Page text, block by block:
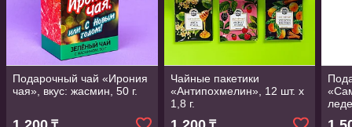
Подарочный чай «Ирония
чая», вкус: жасмин, 50 г.
Чайные пакетики
«Антипохмелин», 12 шт. х
1,8 г.